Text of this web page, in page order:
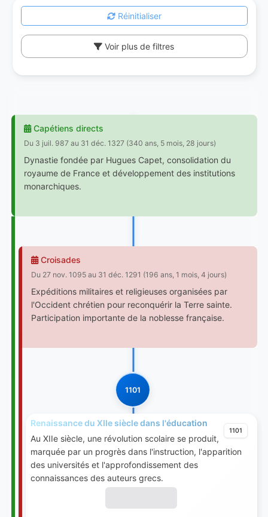
Réinitialiser
Voir plus de filtres
Capétiens directs
Du 3 juil. 987 au 31 déc. 1327 (340 ans, 5 mois, 28 jours)
Dynastie fondée par Hugues Capet, consolidation du
royaume de France et développement des institutions
monarchiques.
Croisades
Du 27 nov. 1095 au 31 déc. 1291 (196 ans, 1 mois, 4 jours)
Expéditions militaires et religieuses organisées par
l'Occident chrétien pour reconquérir la Terre sainte.
Participation importante de la noblesse française.
1101
1101
Renaissance du XIIe siècle dans l'éducation
Au XIIe siècle, une révolution scolaire se produit,
marquée par un progrès dans l'instruction, l'apparition
des universités et l'approfondissement des
connaissances des auteurs grecs.